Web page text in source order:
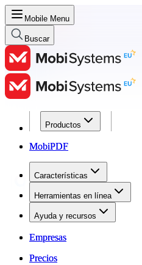
Mobile Menu
Buscar
Productos
MobiPDF
Características
Herramientas en línea
Ayuda y recursos
Empresas
Precios
Productos
MobiPDF
Características
Herramientas en línea
Ayuda y recursos
Empresas
Precios